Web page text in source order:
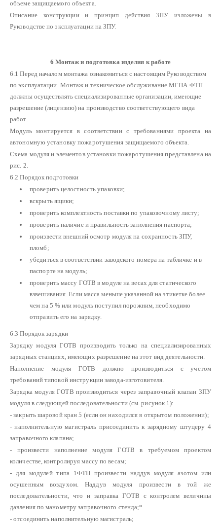
объеме защищаемого объекта.
Описание конструкции и принцип действия ЗПУ изложены в
Руководстве по эксплуатации на ЗПУ.
6 Монтаж и подготовка изделия к работе
6.1 Перед началом монтажа ознакомиться с настоящим Руководством
по эксплуатации. Монтаж и техническое обслуживание МГПА ФТП
должны осуществлять специализированные организации, имеющие
разрешение (лицензию) на производство соответствующего вида
работ.
Модуль монтируется в соответствии с требованиями проекта на
автономную установку пожаротушения защищаемого объекта.
Схема модуля и элементов установки пожаротушения представлена на
рис. 2.
6.2 Порядок подготовки
проверить целостность упаковки;
вскрыть ящики;
проверить комплектность поставки по упаковочному листу;
проверить наличие и правильность заполнения паспорта;
произвести внешний осмотр модуля на сохранность ЗПУ,
пломб;
убедиться в соответствии заводского номера на табличке и в
паспорте на модуль;
проверить массу ГОТВ в модуле на весах для статического
взвешивания. Если масса меньше указанной на этикетке более
чем на 5 % или модуль поступил порожним, необходимо
отправить его на зарядку.
6.3 Порядок зарядки
Зарядку модуля ГОТВ производить только на специализированных
зарядных станциях, имеющих разрешение на этот вид деятельности.
Наполнение модуля ГОТВ должно производиться с учетом
требований типовой инструкции завода-изготовителя.
Зарядка модуля ГОТВ производиться через заправочный клапан ЗПУ
модуля в следующей последовательности (см. рисунок 1):
- закрыть шаровой кран 5 (если он находился в открытом положении);
- наполнительную магистраль присоединить к зарядному штуцеру 4
заправочного клапана;
- произвести наполнение модуля ГОТВ в требуемом проектом
количестве, контролируя массу по весам;
- для модулей типа 1ФТП произвести наддув модуля азотом или
осушенным воздухом. Наддув модуля произвести в той же
последовательности, что и заправка ГОТВ с контролем величины
давления по манометру заправочного стенда;*
- отсоединить наполнительную магистраль;